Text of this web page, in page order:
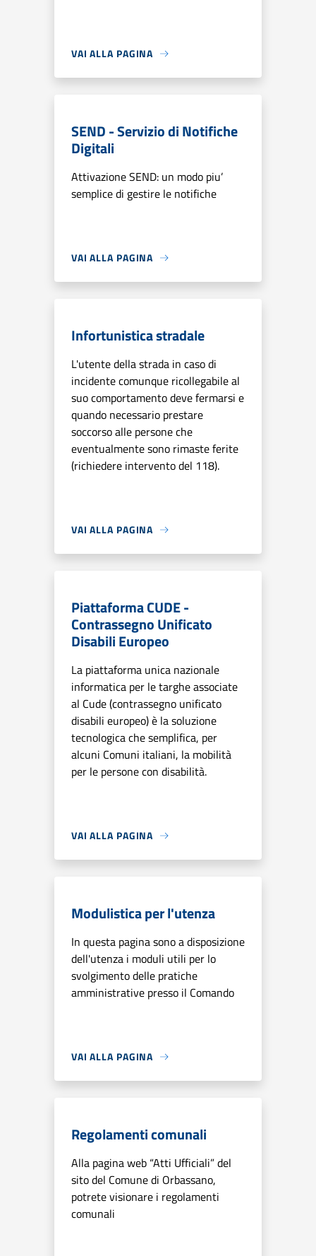
VAI ALLA PAGINA
SEND - Servizio di Notifiche
Digitali
Attivazione SEND: un modo piu’
semplice di gestire le notifiche
VAI ALLA PAGINA
Infortunistica stradale
L'utente della strada in caso di
incidente comunque ricollegabile al
suo comportamento deve fermarsi e
quando necessario prestare
soccorso alle persone che
eventualmente sono rimaste ferite
(richiedere intervento del 118).
VAI ALLA PAGINA
Piattaforma CUDE -
Contrassegno Unificato
Disabili Europeo
La piattaforma unica nazionale
informatica per le targhe associate
al Cude (contrassegno unificato
disabili europeo) è la soluzione
tecnologica che semplifica, per
alcuni Comuni italiani, la mobilità
per le persone con disabilità.
VAI ALLA PAGINA
Modulistica per l'utenza
In questa pagina sono a disposizione
dell'utenza i moduli utili per lo
svolgimento delle pratiche
amministrative presso il Comando
VAI ALLA PAGINA
Regolamenti comunali
Alla pagina web “Atti Ufficiali” del
sito del Comune di Orbassano,
potrete visionare i regolamenti
comunali